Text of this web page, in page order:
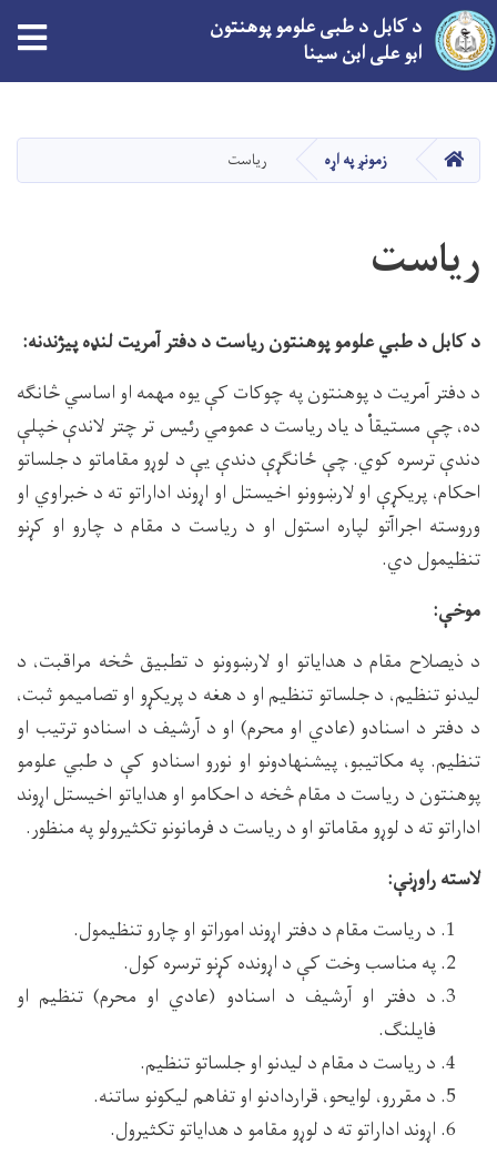
دانګل
د کابل د طبی علومو پوهنتون
ابو علی ابن سینا
کور زمونږ په اړه ریاست
ریاست
د کابل د طبي علومو پوهنتون ریاست د دفتر آمریت لنډه پیژندنه:
د دفتر آمریت د پوهنتون په چوکات کې یوه مهمه او اساسي څانګه
ده، چې مستیقاْ د یاد ریاست د عمومي رئیس تر چتر لاندې خپلې
دندې ترسره کوي. چې ځانګړې دندې یې د لوړو مقاماتو د جلساتو
احکام، پریکړې او لارښوونو اخیستل او اړوند اداراتو ته د خبراوي او
وروسته اجراآتو لپاره استول او د ریاست د مقام د چارو او کړنو
تنظیمول دي.
موخې:
د ذیصلاح مقام د هدایاتو او لارښوونو د تطبیق څخه مراقبت، د
لیدنو تنظیم، د جلساتو تنظیم او د هغه د پریکړو او تصامیمو ثبت،
د دفتر د اسنادو (عادي او محرم) او د آرشیف د اسنادو ترتیب او
تنظیم. په مکاتیبو، پیشنهادونو او نورو اسنادو کې د طبي علومو
پوهنتون د ریاست د مقام څخه د احکامو او هدایاتو اخیستل اړوند
اداراتو ته د لوړو مقاماتو او د ریاست د فرمانونو تکثیرولو په منظور.
لاسته راوړنې:
د ریاست مقام د دفتر اړوند اموراتو او چارو تنظیمول.
په مناسب وخت کې د اړونده کړنو ترسره کول.
د دفتر او آرشیف د اسنادو (عادي او محرم) تنظیم او
فایلنګ.
د ریاست د مقام د لیدنو او جلساتو تنظیم.
د مقررو، لوایحو، قراردادنو او تفاهم لیکونو ساتنه.
اړوند اداراتو ته د لوړو مقامو د هدایاتو تکثیرول.